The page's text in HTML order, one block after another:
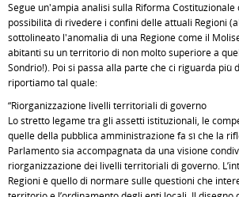
Segue un'ampia analisi sulla Riforma
possibilità di rivedere i confini delle attuali Regioni
sottolineato l'anomalia di una Regione come il
abitanti su un territorio di non molto superiore a
Sondrio!). Poi si passa alla parte che ci riguarda più
riportiamo tal quale:
“Riorganizzazione livelli territoriali di governo
Lo stretto legame tra gli assetti istituzionali, le
quelle della pubblica amministrazione fa sì che la
Parlamento sia accompagnata da una visione
riorganizzazione dei livelli territoriali di governo.
Regioni è quello di normare sulle questioni che